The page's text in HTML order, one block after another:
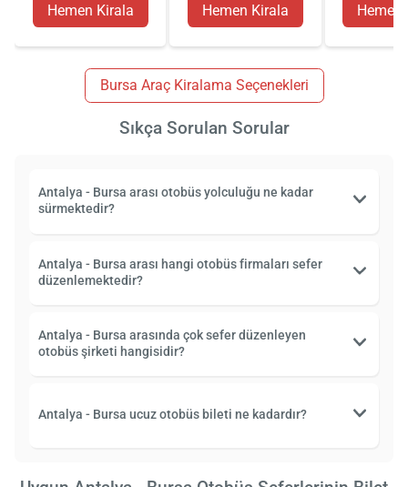
Hemen Kirala Hemen Kirala Hemen
Bursa Araç Kiralama Seçenekleri
Sıkça Sorulan Sorular
Antalya - Bursa arası otobüs yolculuğu ne kadar
sürmektedir?
Antalya - Bursa arası hangi otobüs firmaları sefer
düzenlemektedir?
Antalya - Bursa arasında çok sefer düzenleyen
otobüs şirketi hangisidir?
Antalya - Bursa ucuz otobüs bileti ne kadardır?